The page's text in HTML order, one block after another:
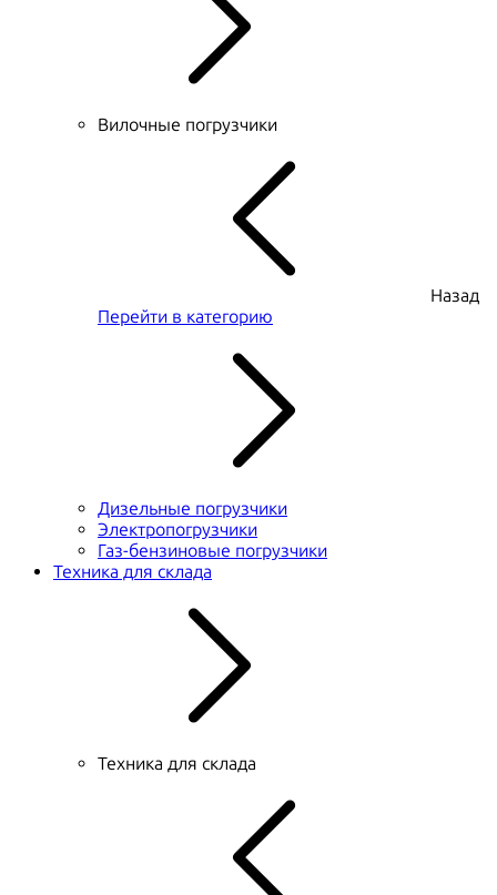
Вилочные погрузчики
Назад
Перейти в категорию
Дизельные погрузчики
Электропогрузчики
Газ-бензиновые погрузчики
Техника для склада
Техника для склада